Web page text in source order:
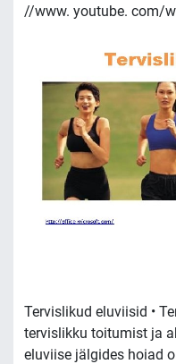
//www. youtube. com/
Tervislikud eluviisid •
tervislikku toitumist ja
eluviise jälgides hoiad